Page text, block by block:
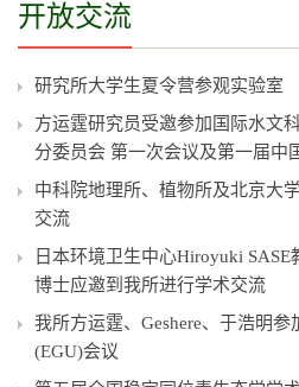
开放交流
研究所大学生夏令营参观实验室
方运霆研究员受邀参加国际水文
分委员会 第一次会议及第一届中
中科院地理所、植物所及北京大
交流
日本环境卫生中心Hiroyuki SASE
博士应邀到我所进行学术交流
我所方运霆、Geshere、于浩明
(EGU)会议